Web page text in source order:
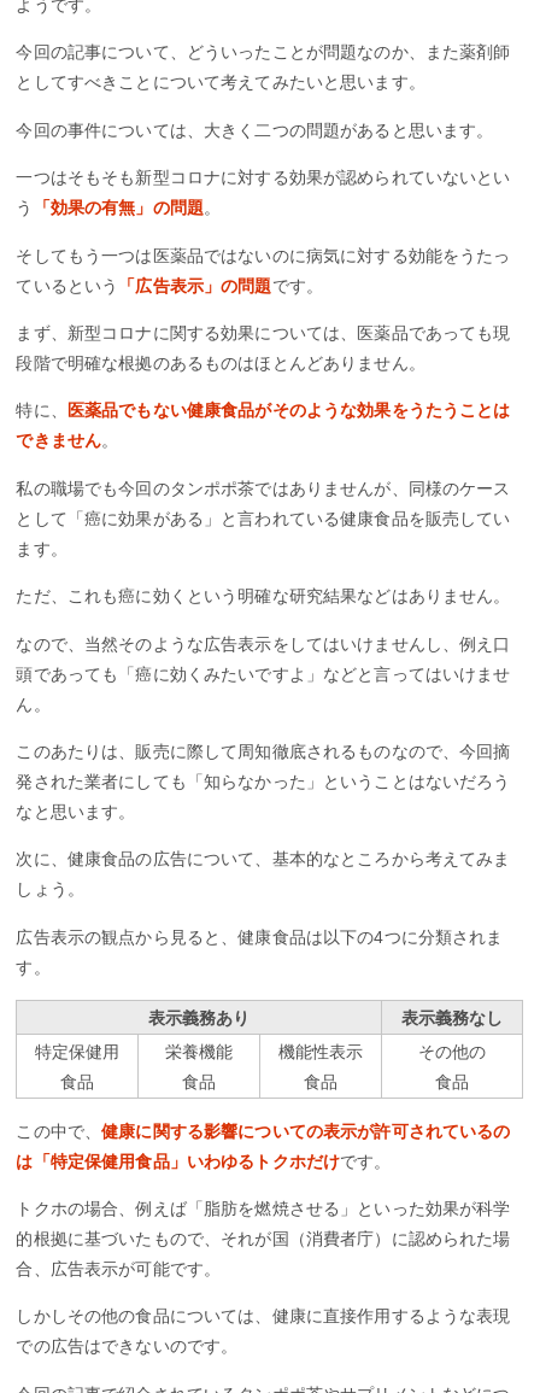
ようです。
今回の記事について、どういったことが問題なのか、また薬剤師
としてすべきことについて考えてみたいと思います。
今回の事件については、大きく二つの問題があると思います。
一つはそもそも新型コロナに対する効果が認められていないとい
う
「効果の有無」の問題。
そしてもう一つは医薬品ではないのに病気に対する効能をうたっ
ているという
「広告表示」の問題です。
まず、新型コロナに関する効果については、医薬品であっても現
段階で明確な根拠のあるものはほとんどありません。
特に、
医薬品でもない健康食品がそのような効果をうたうことは
できません。
私の職場でも今回のタンポポ茶ではありませんが、同様のケース
として「癌に効果がある」と言われている健康食品を販売してい
ます。
ただ、これも癌に効くという明確な研究結果などはありません。
なので、当然そのような広告表示をしてはいけませんし、例え口
頭であっても「癌に効くみたいですよ」などと言ってはいけませ
ん。
このあたりは、販売に際して周知徹底されるものなので、今回摘
発された業者にしても「知らなかった」ということはないだろう
なと思います。
次に、健康食品の広告について、基本的なところから考えてみま
しょう。
広告表示の観点から見ると、健康食品は以下の4つに分類されま
す。
表示義務あり
表示義務なし
特定保健用
食品
栄養機能
食品
機能性表示
食品
その他の
食品
この中で、健康に関する影響についての表示が許可されているの
は「特定保健用食品」いわゆるトクホだけです。
トクホの場合、例えば「脂肪を燃焼させる」といった効果が科学
的根拠に基づいたもので、それが国（消費者庁）に認められた場
合、広告表示が可能です。
しかしその他の食品については、健康に直接作用するような表現
での広告はできないのです。